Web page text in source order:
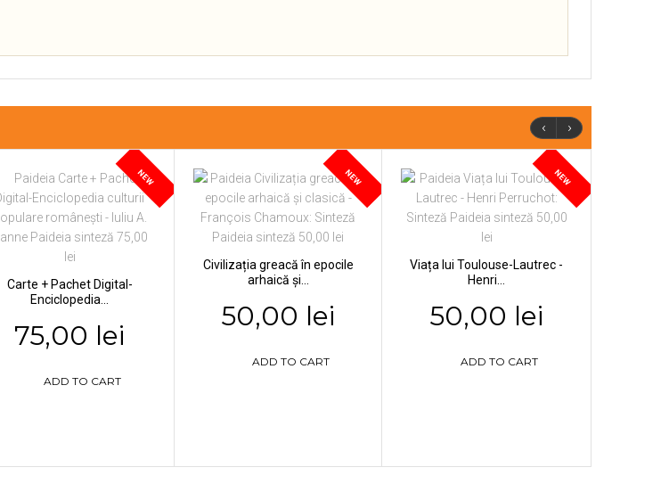
‹ ›
NEW
Carte + Pachet Digital-
Enciclopedia...
75,00 lei
ADD TO CART
NEW
Civilizația greacă în epocile
arhaică și...
50,00 lei
ADD TO CART
NEW
Viața lui Toulouse-Lautrec -
Henri...
50,00 lei
ADD TO CART